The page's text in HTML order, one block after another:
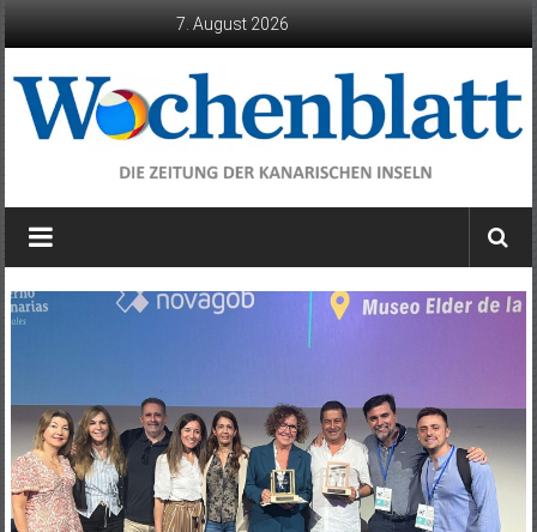
7. August 2026
Wochenblatt
die
der